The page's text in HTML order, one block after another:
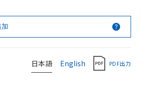
日本語 English PDF出力